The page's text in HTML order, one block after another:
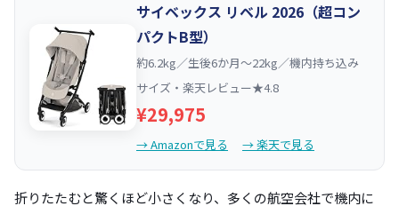
サイベックス リベル 2026（超コン
パクトB型）
約6.2kg／生後6か月〜22kg／機内持ち込み
サイズ・楽天レビュー★4.8
¥29,975
→ Amazonで見る → 楽天で見る
折りたたむと驚くほど小さくなり、多くの航空会社で機内に